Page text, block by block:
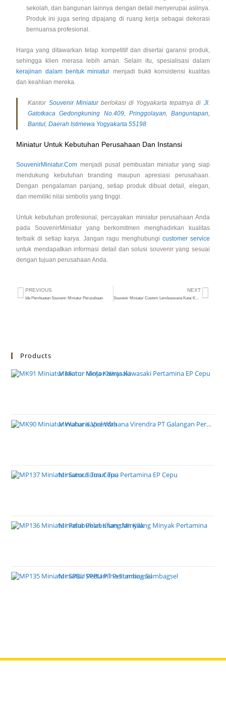
sekolah, dan bangunan lainnya dengan detail menyerupai aslinya.
Produk ini juga sering dipajang di ruang kerja sebagai dekorasi
bernuansa profesional.
Harga yang ditawarkan tetap kompetitif dan disertai garansi produk,
sehingga klien merasa lebih aman. Selain itu, spesialisasi dalam
kerajinan dalam bentuk miniatur menjadi bukti konsistensi kualitas
dan keahlian mereka.
Kantor Souvenir Miniaturberlokasi di Yogyakarta tepatnya di Jl.
Gatotkaca Gedongkuning No.409, Pringgolayan, Banguntapan,
Bantul, Daerah Istimewa Yogyakarta 55198
Miniatur Untuk Kebutuhan Perusahaan Dan Instansi
SouvenirMiniatur.Com menjadi pusat pembuatan miniatur yang siap
mendukung kebutuhan branding maupun apresiasi perusahaan.
Dengan pengalaman panjang, setiap produk dibuat detail, elegan,
dan memiliki nilai simbolis yang tinggi.
Untuk kebutuhan profesional, percayakan miniatur perusahaan Anda
pada SouvenirMiniatur yang berkomitmen menghadirkan kualitas
terbaik di setiap karya. Jangan ragu menghubungi customer service
untuk mendapatkan informasi detail dan solusi souvenir yang sesuai
dengan tujuan perusahaan Anda.
PREVIOUS
Ide Pembuatan Souvenir Miniatur Perusahaan
NEXT
Souvenir Miniatur Custom Lembuswana Kutai Kartanegara
Products
Miniatur Motor Ninja Kawasaki Pertamina EP Cepu
Miniatur Kapal Wahana Virendra PT Galangan Perkasa Pratama
Miniatur Sumur Tua Pertamina EP Cepu
Miniatur Pelabuhan dan Kilang Minyak Pertamina
Miniatur SPBU PT Pertamina Sumbagsel